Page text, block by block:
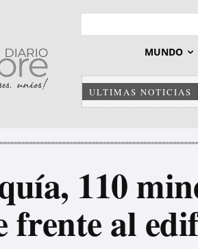
MUNDO
ULTIMAS NOTICIAS
110
frente al